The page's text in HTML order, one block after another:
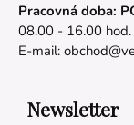
Pracovná doba:
08.00 - 16.00 hod.
E-mail:
Newsletter